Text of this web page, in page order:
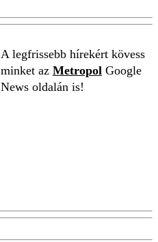
A legfrissebb hírekért kövess
minket az Metropol Google
News oldalán is!